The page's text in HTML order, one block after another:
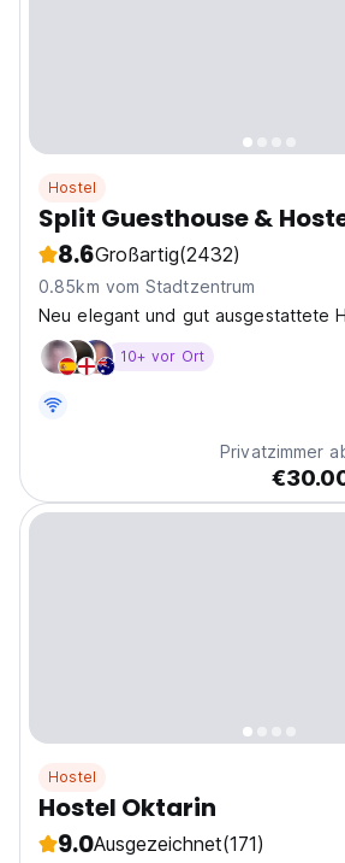
Hostel
Split Guesthouse &
8.6Großartig(2432)
0.85km vom Stadtzentrum
Neu elegant und gut ausgestattete
10+ vor Ort
Privatzimmer
Hostel
Hostel Oktarin
9.0Ausgezeichnet(171)